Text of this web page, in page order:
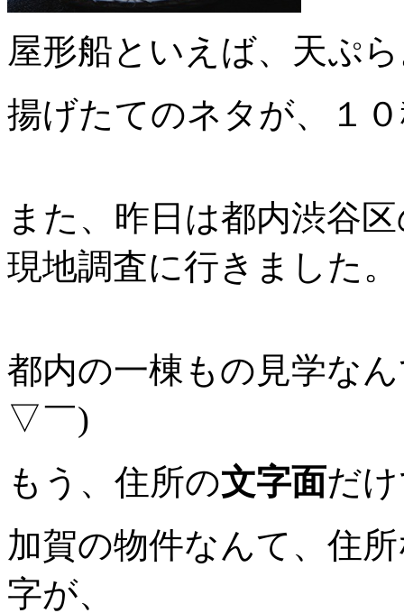
屋形船といえば、天ぷ
揚げたてのネタが、１
また、昨日は都内渋谷
現地調査に行きました。
都内の一棟もの見学な
▽￣)
もう、住所の文字面だ
加賀の物件なんて、住
字が、